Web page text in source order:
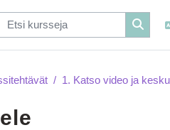
1. Katso video ja